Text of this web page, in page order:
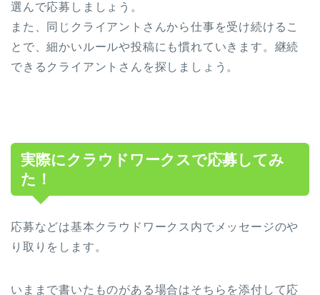
選んで応募しましょう。
また、同じクライアントさんから仕事を受け続けるこ
とで、細かいルールや投稿にも慣れていきます。継続
できるクライアントさんを探しましょう。
実際にクラウドワークスで応募してみ
た！
応募などは基本クラウドワークス内でメッセージのや
り取りをします。
いままで書いたものがある場合はそちらを添付して応